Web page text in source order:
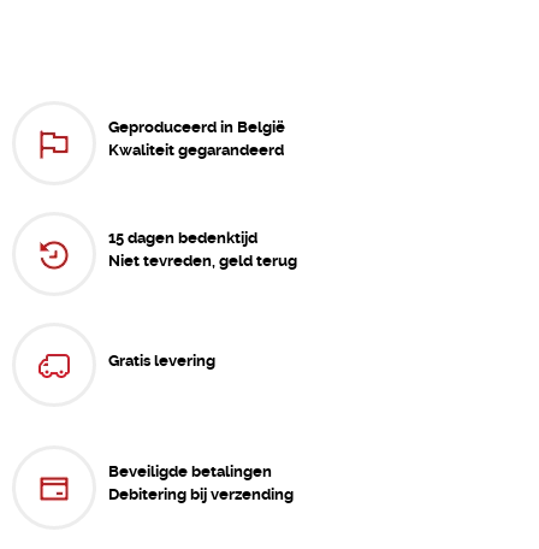
Geproduceerd in België
Kwaliteit gegarandeerd
15 dagen bedenktijd
Niet tevreden, geld terug
Gratis levering
Beveiligde betalingen
Debitering bij verzending